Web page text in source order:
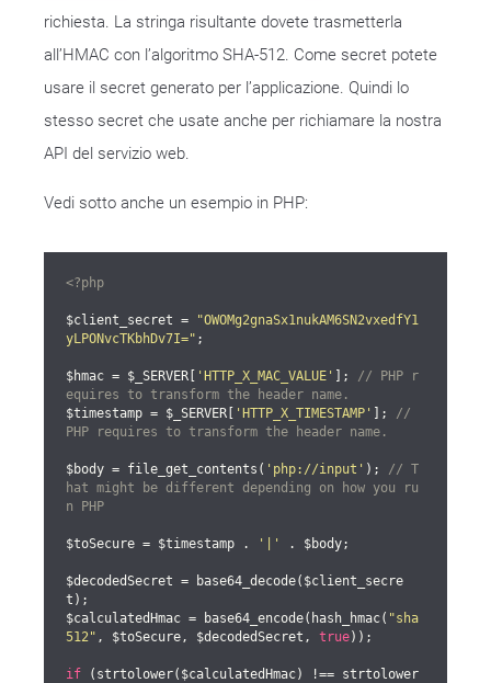
richiesta. La stringa risultante dovete trasmetterla
all’HMAC con l’algoritmo SHA-512. Come secret potete
usare il secret generato per l’applicazione. Quindi lo
stesso secret che usate anche per richiamare la nostra
API del servizio web.
Vedi sotto anche un esempio in PHP:
<?php
$client_secret =
"OWOMg2gnaSx1nukAM6SN2vxedfY1
yLPONvcTKbhDv7I=" ;
$hmac = $_SERVER[ 'HTTP_X_MAC_VALUE' ]; // PHP r
equires to transform the header name.
$timestamp = $_SERVER[ 'HTTP_X_TIMESTAMP' ]; //
PHP requires to transform the header name.
$body = file_get_contents( 'php://input' ); // T
hat might be different depending on how you ru
n PHP
$toSecure = $timestamp . '|' . $body;
$decodedSecret = base64_decode($client_secre
t);
$calculatedHmac = base64_encode(hash_hmac( "sha
512" , $toSecure, $decodedSecret, true));
if (strtolower($calculatedHmac) !== strtolower